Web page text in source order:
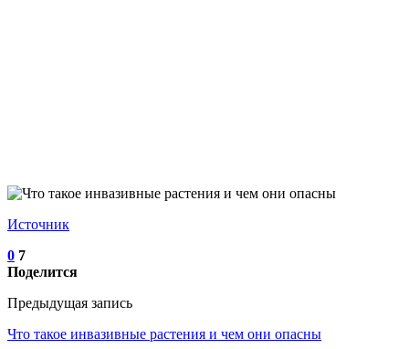
Источник
0 7
Поделится
Предыдущая запись
Что такое инвазивные растения и чем они опасны